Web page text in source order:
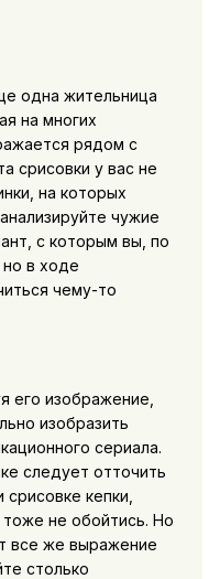
одна жительница
на многих
рядом с
срисовки у вас не
на которых
чужие
с которым вы, по
в ходе
чему-то
его изображение,
изобразить
сериала.
следует отточить
кепки,
не обойтись. Но
все же выражение
столько